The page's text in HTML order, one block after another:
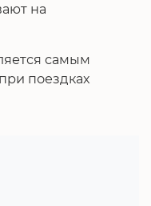
на
самым
поездках